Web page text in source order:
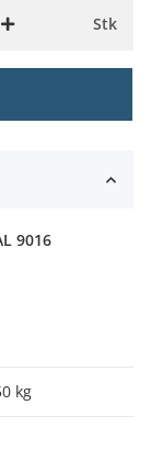
Stk
9016
kg